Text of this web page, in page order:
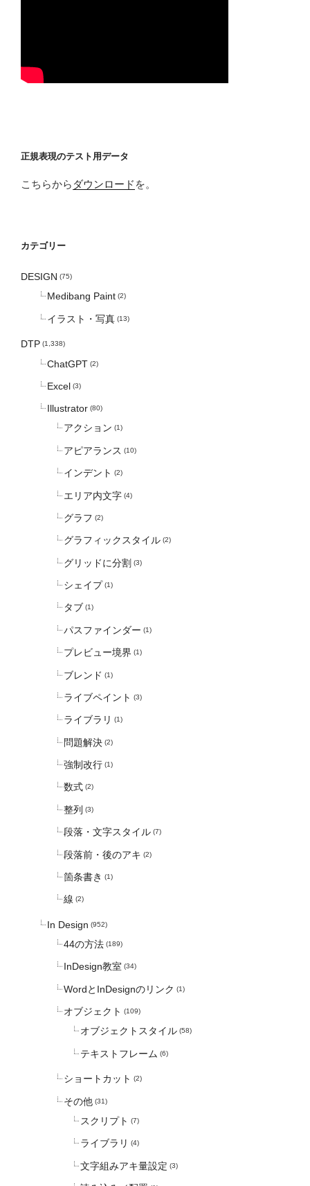
正規表現のテスト用データ
こちらから ダウンロード を。
カテゴリー
DESIGN (75)
Medibang Paint (2)
イラスト・写真 (13)
DTP (1,338)
ChatGPT (2)
Excel (3)
Illustrator (80)
アクション (1)
アピアランス (10)
インデント (2)
エリア内文字 (4)
グラフ (2)
グラフィックスタイル (2)
グリッドに分割 (3)
シェイプ (1)
タブ (1)
パスファインダー (1)
プレビュー境界 (1)
ブレンド (1)
ライブペイント (3)
ライブラリ (1)
問題解決 (2)
強制改行 (1)
数式 (2)
整列 (3)
段落・文字スタイル (7)
段落前・後のアキ (2)
箇条書き (1)
線 (2)
In Design (952)
44の方法 (189)
InDesign教室 (34)
WordとInDesignのリンク (1)
オブジェクト (109)
オブジェクトスタイル (58)
テキストフレーム (6)
ショートカット (2)
その他 (31)
スクリプト (7)
ライブラリ (4)
文字組みアキ量設定 (3)